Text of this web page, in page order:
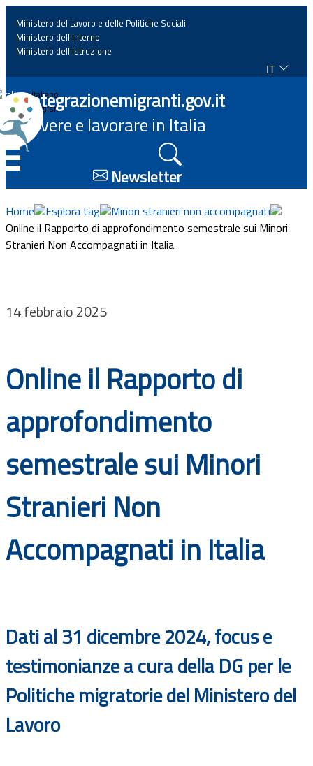
Home
News
Approfondimenti
Eventi
Normativa
Bandi
Guide
Ministero del Lavoro e delle Politiche Sociali
Ministero dell'interno
Ministero dell'istruzione
IT
Italiano
English
Integrazionemigranti.gov.it
Vivere e lavorare in Italia
Newsletter
Home Esplora tag
Minori stranieri non accompagnati
Online il Rapporto di approfondimento semestrale sui Minori
Stranieri Non Accompagnati in Italia
14 febbraio 2025
Online il Rapporto di
approfondimento
semestrale sui Minori
Stranieri Non
Accompagnati in Italia
Dati al 31 dicembre 2024, focus e
testimonianze a cura della DG per le
Politiche migratorie del Ministero del
Lavoro